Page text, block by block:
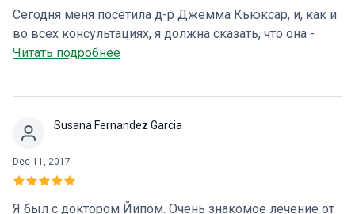
Сегодня меня посетила д-р Джемма Кьюксар, и, как и
во всех консультациях, я должна сказать, что она -
отличное профессиональное, хорошо подготовленное,
здоровья ... Большое спасибо, доктор, а также всей
Читать подробнее
Susana Fernandez Garcia
Dec 11, 2017
Я был с доктором Йипом. Очень знакомое лечение от